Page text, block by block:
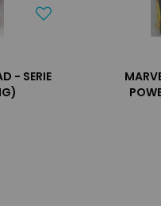
- SERIE